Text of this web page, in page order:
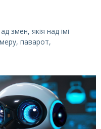
змен, якія над імі
паварот,